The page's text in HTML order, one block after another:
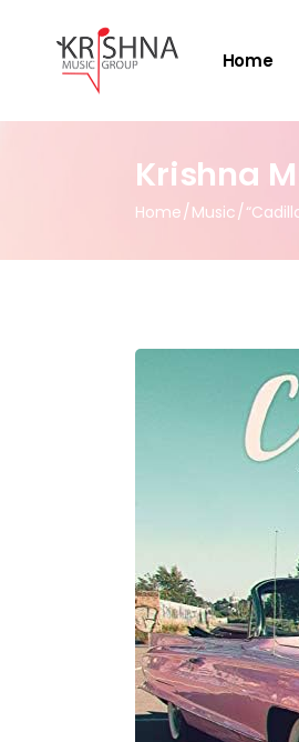
Home
Krishna
Home Music